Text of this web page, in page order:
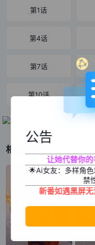
ァンタジーが开幕！
第1话
第4话
第7话
第10话
相关影片
漫画改
公告
让她代替你
🌟Ai女友：多样角
禁
新番如遇黑屏